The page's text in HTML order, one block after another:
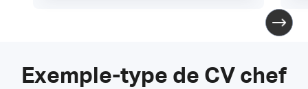
Exemple-type de CV chef